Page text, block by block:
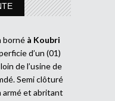
borné à Koubri
d’un (01)
de l’usine de
Semi clôturé
armé et abritant